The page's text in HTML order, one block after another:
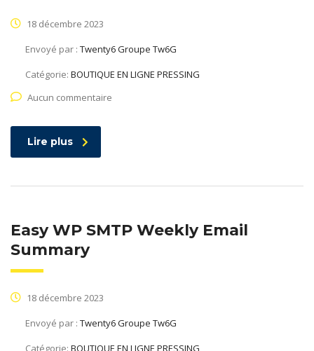
18 décembre 2023
Envoyé par : Twenty6 Groupe Tw6G
Catégorie: BOUTIQUE EN LIGNE PRESSING
Aucun commentaire
Lire plus
Easy WP SMTP Weekly Email
Summary
18 décembre 2023
Envoyé par : Twenty6 Groupe Tw6G
Catégorie: BOUTIQUE EN LIGNE PRESSING